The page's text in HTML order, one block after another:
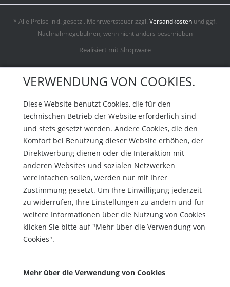
* Alle Preise inkl. gesetzl. Mehrwertsteuer zzgl. Versandkosten und ggf.
Nachnahmegebühren, wenn nicht anders beschrieben
Realisiert mit Shopware
VERWENDUNG VON COOKIES.
Diese Website benutzt Cookies, die für den
technischen Betrieb der Website erforderlich sind
und stets gesetzt werden. Andere Cookies, die den
Komfort bei Benutzung dieser Website erhöhen, der
Direktwerbung dienen oder die Interaktion mit
anderen Websites und sozialen Netzwerken
vereinfachen sollen, werden nur mit Ihrer
Zustimmung gesetzt. Um Ihre Einwilligung jederzeit
zu widerrufen, Ihre Einstellungen zu ändern und für
weitere Informationen über die Nutzung von Cookies
klicken Sie bitte auf "Mehr über die Verwendung von
Cookies".
Mehr über die Verwendung von Cookies